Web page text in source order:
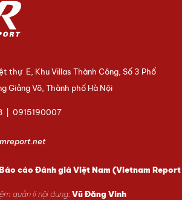
thự E, Khu Villas Thành Công, Số 3 Phố
Giảng Võ, Thành phố Hà Nội
| 0915190007
cáo Đánh giá Việt Nam (Vietnam Report
quản lí nội dung:Vũ Đăng Vinh